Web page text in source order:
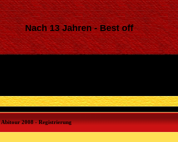
Nach 13 Jahren - Best off
Abitour 2008 - Registrierung